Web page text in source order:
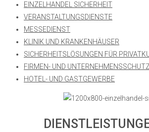
EINZELHANDEL SICHERHEIT
VERANSTALTUNGSDIENSTE
MESSEDIENST
KLINIK UND KRANKENHÄUSER
SICHERHEITSLÖSUNGEN FÜR
FIRMEN- UND
HOTEL- UND GASTGEWERBE